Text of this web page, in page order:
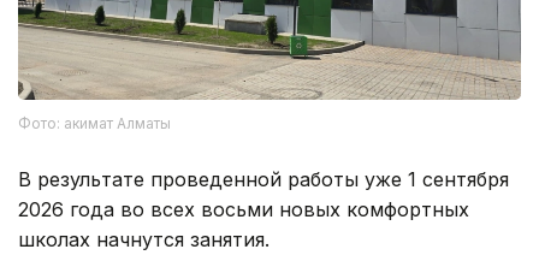
Фото: акимат Алматы
В результате проведенной работы уже 1 сентября
2026 года во всех восьми новых комфортных
школах начнутся занятия.